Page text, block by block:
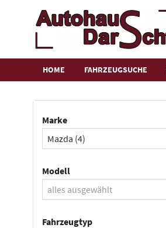
HOME FAHRZEUGSUCHE
Marke
Mazda (4)
Modell
alles ausgewählt
Fahrzeugtyp